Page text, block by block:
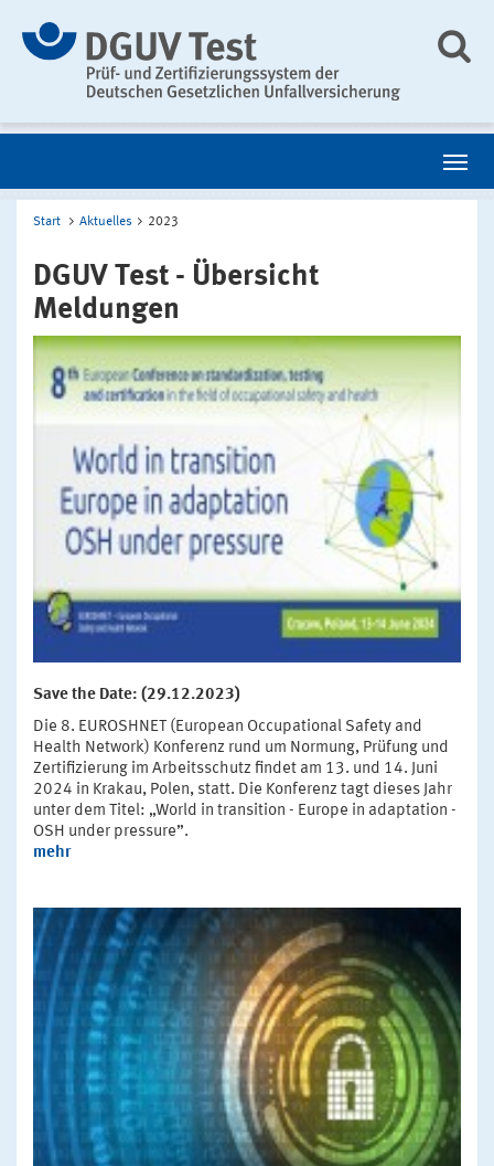
Start Aktuelles 2023
DGUV Test - Übersicht
Meldungen
Save the Date: (29.12.2023)
Die 8. EUROSHNET (European Occupational Safety and
Health Network) Konferenz rund um Normung, Prüfung und
Zertifizierung im Arbeitsschutz findet am 13. und 14. Juni
2024 in Krakau, Polen, statt. Die Konferenz tagt dieses Jahr
unter dem Titel: „World in transition - Europe in adaptation -
OSH under pressure”.
mehr